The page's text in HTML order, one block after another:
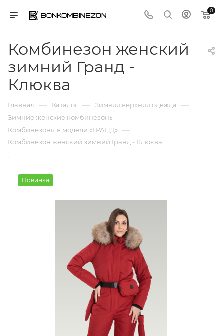
0
Комбинезон женский
зимний Гранд -
Клюква
Главная — Каталог — Зимняя верхняя одежда —
Зимние женские комбинезоны —
Комбинезоны в модели «ГРАНД» —
Комбинезон женский зимний Гранд - Клюква
Новинка